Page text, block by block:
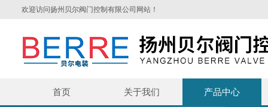
欢迎访问扬州贝尔阀门控制有限公司网站！
首页 关于我们 产品中心